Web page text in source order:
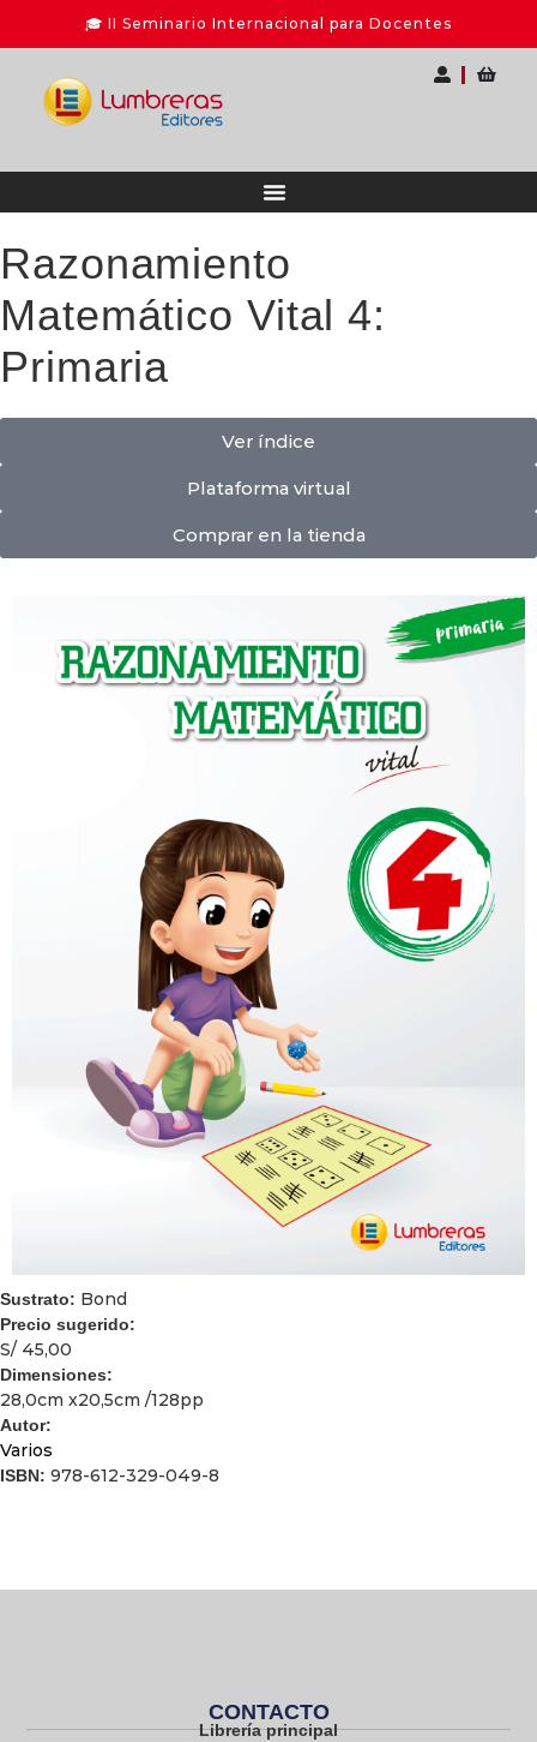
Razonamiento
Matemático Vital 4:
Primaria
Ver índice
Plataforma virtual
Comprar en la tienda
Sustrato: Bond
Precio sugerido:
S/ 45,00
Dimensiones:
28,0cm x20,5cm /128pp
Autor:
Varios
ISBN: 978-612-329-049-8
CONTACTO
Librería principal